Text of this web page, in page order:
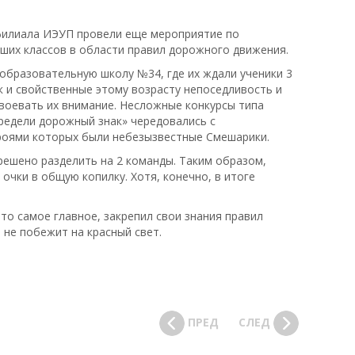
ИЭУП провели еще мероприятие по
классов в области правил дорожного движения.
школу №34, где их ждали ученики 3
свойственные этому возрасту непоседливость и
их внимание. Несложные конкурсы типа
дорожный знак» чередовались с
которых были небезызвестные Смешарики.
разделить на 2 команды. Таким образом,
в общую копилку. Хотя, конечно, в итоге
самое главное, закрепил свои знания правил
побежит на красный свет.
ПРЕД СЛЕД